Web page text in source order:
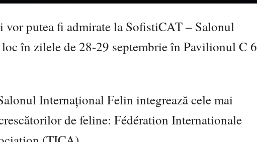
putea fi admirate la SofistiCAT – Salonul
în zilele de 28-29 septembrie în Pavilionul C 6
Internațional Felin integrează cele mai
de feline: Fédération Internationale